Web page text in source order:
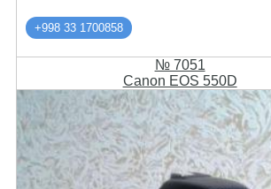
+998 33 1700858
№ 7051
Canon EOS 550D